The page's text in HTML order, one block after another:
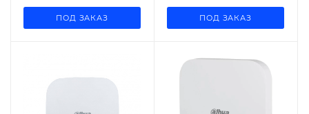
ПОД ЗАКАЗ ПОД ЗАКАЗ